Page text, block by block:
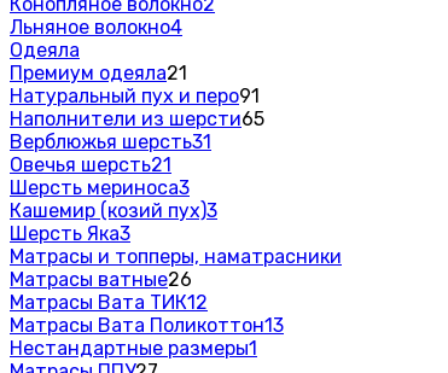
Льняное волокно4
Одеяла
Премиум одеяла21
Натуральный пух и перо91
Наполнители из шерсти65
Верблюжья шерсть31
Овечья шерсть21
Шерсть мериноса3
Кашемир (козий пух)3
Шерсть Яка3
Матрасы и топперы, наматрасники
Матрасы ватные26
Матрасы Вата ТИК12
Матрасы Вата Поликоттон13
Нестандартные размеры1